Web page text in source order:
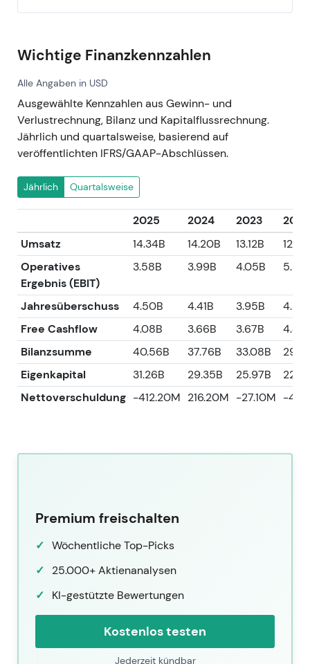
Wichtige Finanzkennzahlen
Alle Angaben in USD
Ausgewählte Kennzahlen aus Gewinn- und
Verlustrechnung, Bilanz und Kapitalflussrechnung.
Jährlich und quartalsweise, basierend auf
veröffentlichten IFRS/GAAP-Abschlüssen.
Jährlich Quartalsweise
2025 2024 2023
2022
Umsatz
14.34B 14.20B 13.12B
Operatives
Ergebnis (EBIT)
3.58B 3.99B 4.05B
Jahresüberschuss 4.50B 4.41B 3.95B
Free Cashflow
4.08B 3.66B 3.67B
Bilanzsumme
40.56B 37.76B 33.08B
Eigenkapital
31.26B 29.35B 25.97B
Nettoverschuldung -412.20M 216.20M -27.10M -
Premium freischalten
Wöchentliche Top-Picks
25.000+ Aktienanalysen
KI-gestützte Bewertungen
Kostenlos testen
Jederzeit kündbar